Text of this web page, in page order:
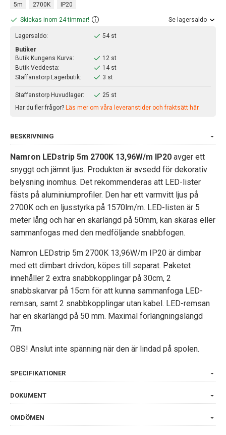
5m 2700K IP20
Skickas inom 24 timmar! Se lagersaldo
Lagersaldo:
54 st
Butiker
Butik Kungens Kurva:
12 st
Butik Veddesta:
14 st
Staffanstorp Lagerbutik:
3 st
Staffanstorp Huvudlager:
25 st
Har du fler frågor? Läs mer om våra leveranstider och fraktsätt här.
BESKRIVNING
Namron LEDstrip 5m 2700K 13,96W/m IP20 avger ett
snyggt och jämnt ljus. Produkten är avsedd för dekorativ
belysning inomhus. Det rekommenderas att LED-lister
fästs på aluminiumprofiler. Den har ett varmvitt ljus på
2700K och en ljusstyrka på 1570lm/m. LED-listen är 5
meter lång och har en skärlängd på 50mm, kan skäras eller
sammanfogas med den medföljande snabbfogen.
Namron LEDstrip 5m 2700K 13,96W/m IP20 är dimbar
med ett dimbart drivdon, köpes till separat. Paketet
innehåller 2 extra snabbkopplingar på 30cm, 2
snabbskarvar på 15cm för att kunna sammanfoga LED-
remsan, samt 2 snabbkopplingar utan kabel. LED-remsan
har en skärlängd på 50 mm. Maximal förlängningslängd
7m.
OBS! Anslut inte spänning när den är lindad på spolen.
SPECIFIKATIONER
DOKUMENT
OMDÖMEN